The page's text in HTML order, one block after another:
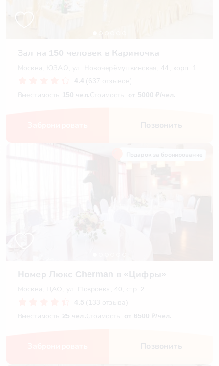
Зал на 150 человек в Кариночка
Москва, ЮЗАО, ул. Новочерёмушкинская, 44, корп. 1
4.4 (637 отзывов)
Вместимость
150 чел.Стоимость: от 5000 ₽/чел.
Позвонить
Номер Люкс Cherman в «Цифры»
Москва, ЦАО, ул. Покровка, 40, стр. 2
4.5 (133 отзыва)
Вместимость 25 чел.Стоимость: от 6500 ₽/чел.
Позвонить